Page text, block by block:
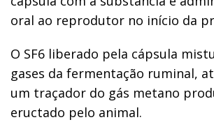
oral ao reprodutor no início da
O SF6 liberado pela cápsula
gases da fermentação ruminal,
um traçador do gás metano
eructado pelo animal.